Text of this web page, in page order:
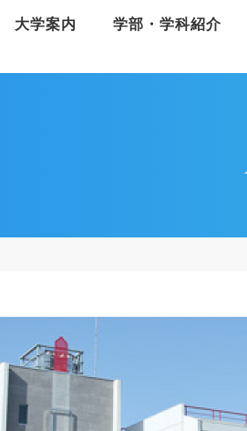
大学案内 学部・学科紹介